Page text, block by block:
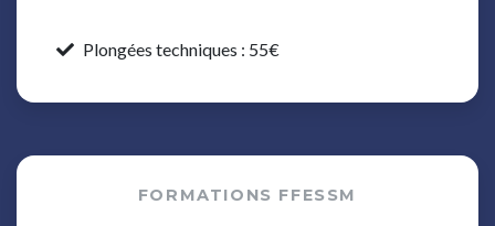
Plongées techniques : 55€
FORMATIONS FFESSM